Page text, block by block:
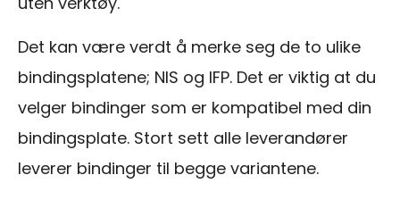
Det kan være verdt å merke seg de to ulike
bindingsplatene; NIS og IFP. Det er viktig at du
velger bindinger som er kompatibel med din
bindingsplate. Stort sett alle leverandører
leverer bindinger til begge variantene.